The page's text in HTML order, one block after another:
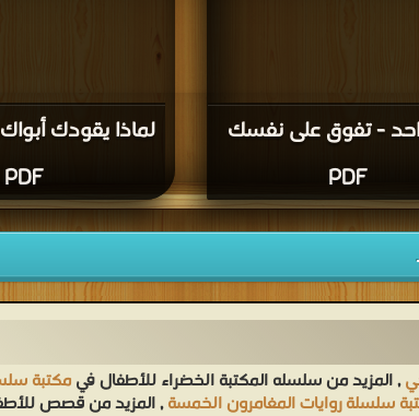
لماذا يقودك
PDF
- تفوق على نفسك
PDF
, المزيد من سلسله المكتبة الخضراء للأطفال فيمكتبة
سلسلة روايات المغامرون الخمسة, المزيد من قصص